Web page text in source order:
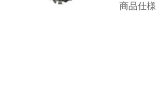
商品仕様